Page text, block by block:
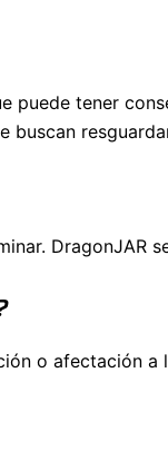
tener
buscan
DragonJAR
o afectación a